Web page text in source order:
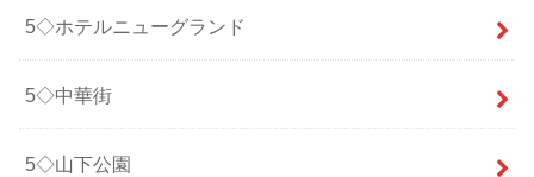
5◇ホテルニューグランド
5◇中華街
5◇山下公園